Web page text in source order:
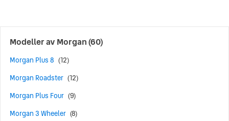
Modeller av Morgan(60)
Morgan Plus 8 (12)
Morgan Roadster (12)
Morgan Plus Four (9)
Morgan 3 Wheeler (8)